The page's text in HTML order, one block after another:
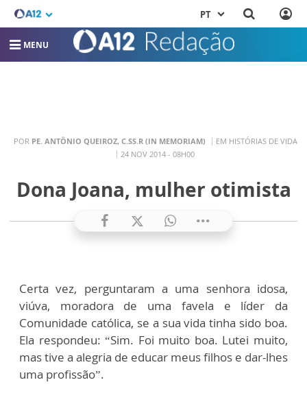
PT
MENU
POR PE. ANTÔNIO QUEIROZ, C.SS.R (IN MEMORIAM)
EM HISTÓRIAS DE VIDA
24 NOV 2014 - 08H00
Dona Joana, mulher otimista
Certa vez, perguntaram a uma senhora idosa,
viúva, moradora de uma favela e líder da
Comunidade católica, se a sua vida tinha sido boa.
Ela respondeu: “Sim. Foi muito boa. Lutei muito,
mas tive a alegria de educar meus filhos e dar-lhes
uma profissão”.